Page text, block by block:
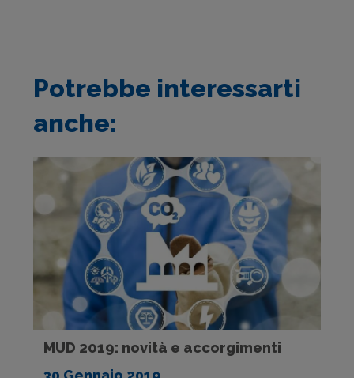
Potrebbe interessarti
anche:
MUD 2019: novità e accorgimenti